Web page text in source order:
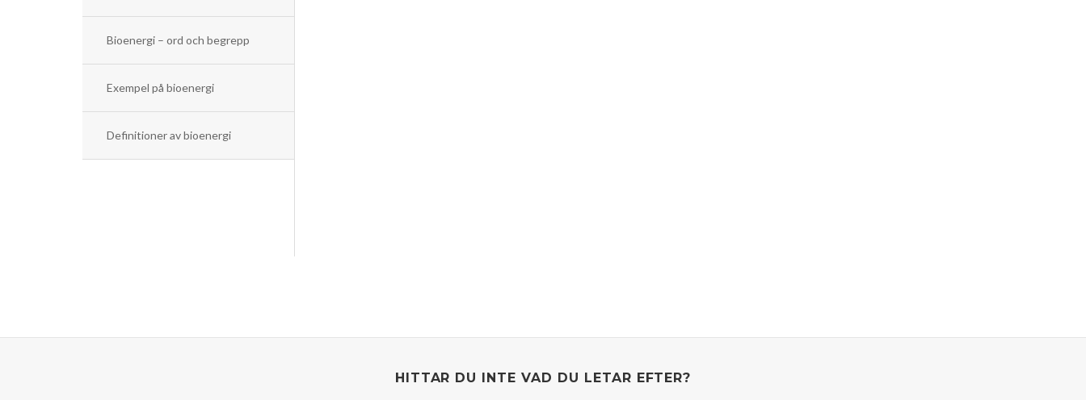
Bioenergi – ord och begrepp
Exempel på bioenergi
Definitioner av bioenergi
HITTAR DU INTE VAD DU LETAR EFTER?